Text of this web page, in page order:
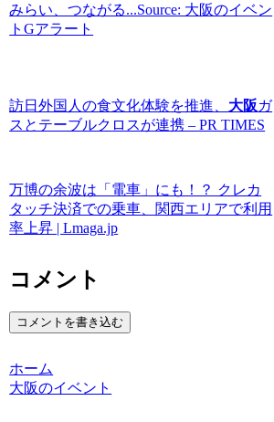
みらい、つながる...Source: 大阪のイベン
トGアラート
訪日外国人の食文化体験を推進、 大阪ガ
スとテーブルクロスが連携 – PR TIMES
万博の余波は「電車」にも！？ クレカ
タッチ決済での乗車、関西エリアで利用
率上昇 | Lmaga.jp
コメント
コメントを書き込む
ホーム
大阪のイベント